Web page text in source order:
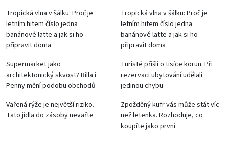
Tropická vlna v šálku: Proč je
letním hitem číslo jedna
banánové latte a jak si ho
připravit doma
Tropická vlna v šálku: Proč je
letním hitem číslo jedna
banánové latte a jak si ho
připravit doma
Supermarket jako
architektonický skvost? Billa i
Penny mění podobu obchodů
Turisté přišli o tisíce korun. Při
rezervaci ubytování udělali
jedinou chybu
Vařená rýže je největší riziko.
Tato jídla do zásoby nevařte
Zpožděný kufr vás může stát víc
než letenka. Rozhoduje, co
koupíte jako první